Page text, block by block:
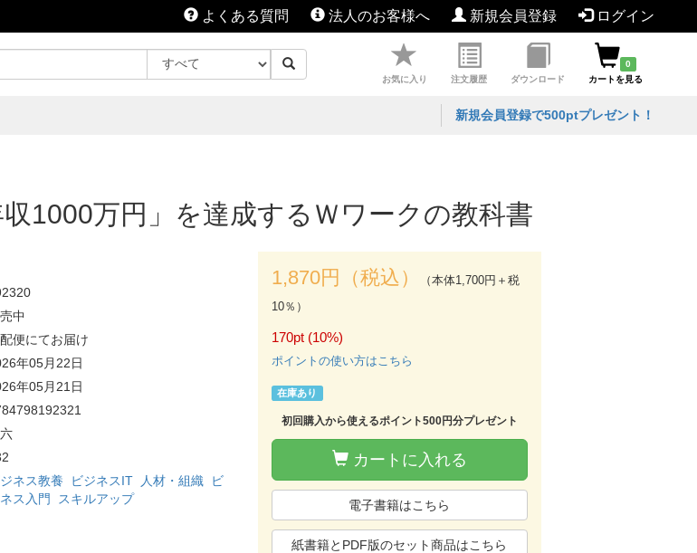
よくある質問 法人のお客様へ 新規会員登録 ログイン
お気に入り 注文履歴 ダウンロード
0
カートを見る
新規会員登録で500ptプレゼント！
1000万円」を達成するＷワークの教科書
中
便にてお届け
年05月22日
年05月21日
ネス教養 ビジネスIT 人材・組織
ビ
ス入門
スキルアップ
1,870円（税込）
（本体1,700円＋税
10％）
170pt (10%)
ポイントの使い方はこちら
在庫あり
初回購入から使えるポイント500円分プレゼント
カートに入れる
電子書籍はこちら
紙書籍とPDF版のセット商品はこちら